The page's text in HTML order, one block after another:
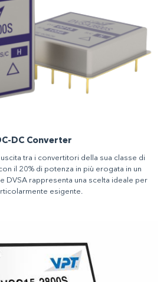
DC Converter
tra i convertitori della sua classe di
il 20% di potenza in più erogata in un
DVSA rappresenta una scelta ideale per
esigente.